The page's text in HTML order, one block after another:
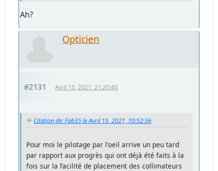
Ah?
Opticien
#2131 Avril 15, 2021, 21:20:40
Citation de: Fab35 le Avril 15, 2021, 10:52:36
Pour moi le pilotage par l'oeil arrive un peu tard
par rapport aux progrès qui ont déjà été faits à la
fois sur la facilité de placement des collimateurs